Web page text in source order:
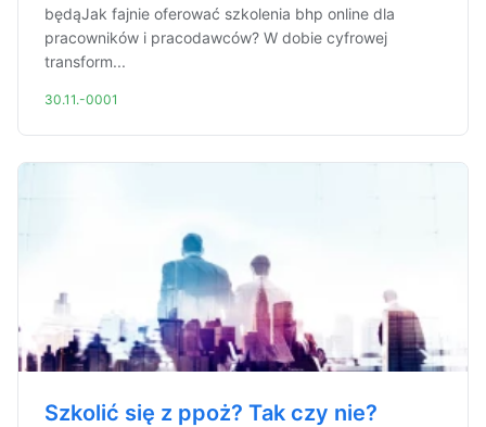
będąJak fajnie oferować szkolenia bhp online dla
pracowników i pracodawców? W dobie cyfrowej
transform...
30.11.-0001
Szkolić się z ppoż? Tak czy nie?